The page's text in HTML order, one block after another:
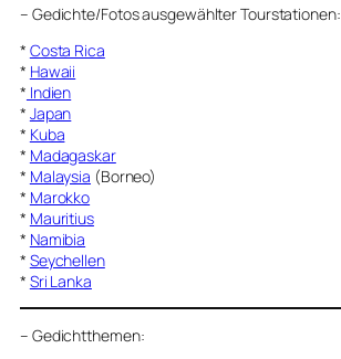
– Gedichte/Fotos ausgewählter Tourstationen:
* Costa Rica
* Hawaii
* Indien
* Japan
* Kuba
* Madagaskar
* Malaysia (Borneo)
* Marokko
* Mauritius
* Namibia
* Seychellen
* Sri Lanka
– Gedichtthemen: